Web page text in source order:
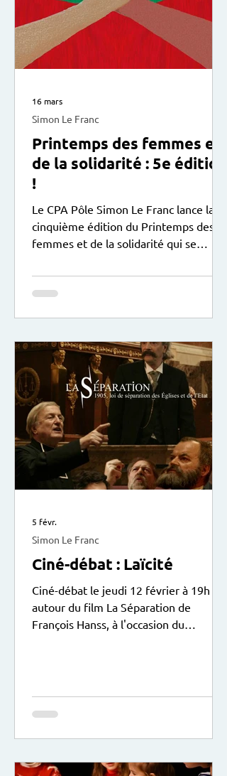
Printemps des femmes et
de la solidarité : 5e édition
!
Le CPA Pôle Simon Le Franc lance la
cinquième édition du Printemps des
femmes et de la solidarité qui se
programme : expositions , soirées,
stages, sorties... plus de détails ci-
Simon Le Franc
16 mars
Ciné-débat : Laïcité
Ciné-débat le jeudi 12 février à 19h
autour du film La Séparation de
François Hanss, à l'occasion du
didactique du Patronage Laïque Jules
Simon Le Franc
5 févr.